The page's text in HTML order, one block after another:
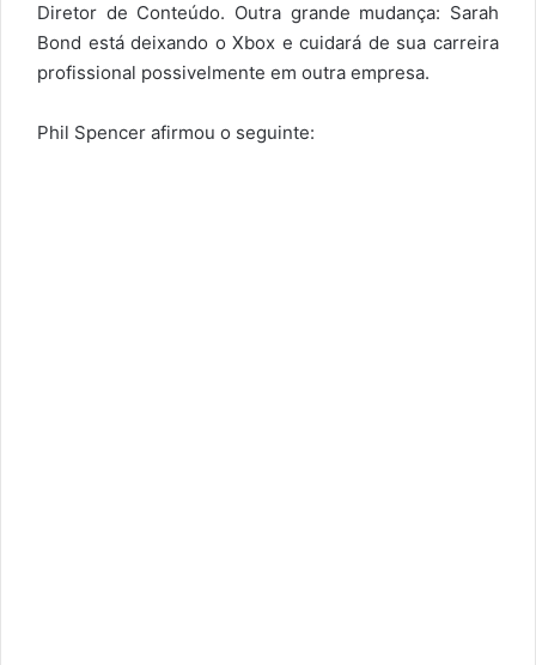
Diretor de Conteúdo. Outra grande mudança: Sarah
Bond está deixando o Xbox e cuidará de sua carreira
profissional possivelmente em outra empresa.
Phil Spencer afirmou o seguinte: